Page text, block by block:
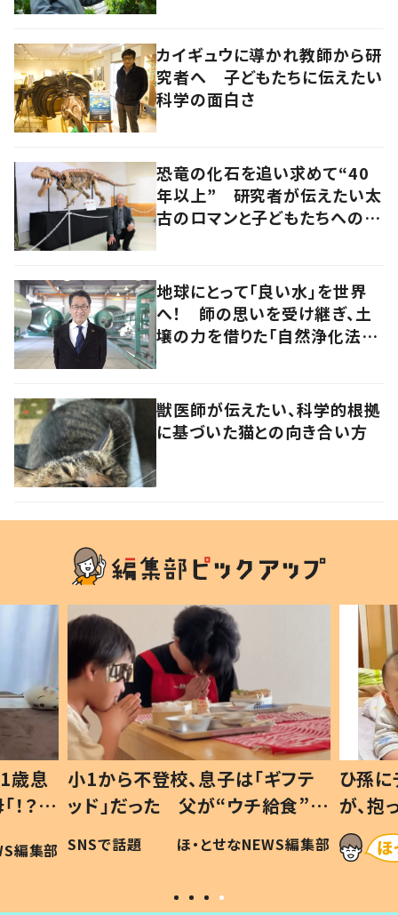
カイギュウに導かれ教師から研
究者へ 子どもたちに伝えたい
科学の面白さ
恐竜の化石を追い求めて“40
年以上” 研究者が伝えたい太
古のロマンと子どもたちへのメ
地球にとって「良い水」を世界
へ！ 師の思いを受け継ぎ、土
壌の力を借りた「自然浄化法」
獣医師が伝えたい、科学的根拠
に基づいた猫との向き合い方
歳息
？」
編集部
小1から不登校、息子は「ギフテ
ッド」だった 父が“ウチ給食”を
作り続ける理由とは #令和の親
#令和の子
SNSで話題 ほ・とせなNEWS編集部
ひ孫
が、
「涙が
い」